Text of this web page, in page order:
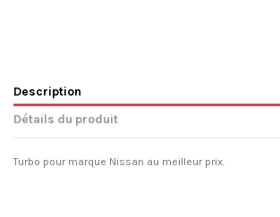
Description
Détails du produit
Turbo pour marque Nissan au meilleur prix.